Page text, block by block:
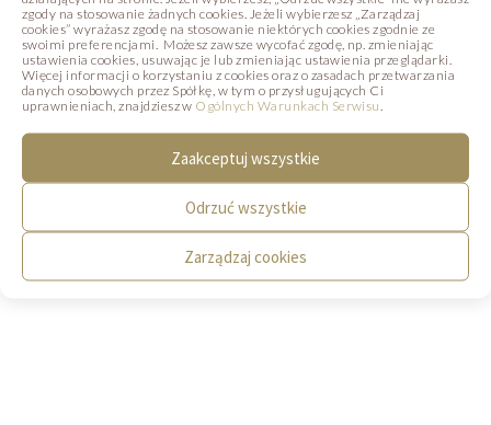
zgody na stosowanie żadnych cookies. Jeżeli wybierzesz „Zarządzaj
cookies” wyrażasz zgodę na stosowanie niektórych cookies zgodnie ze
swoimi preferencjami. Możesz zawsze wycofać zgodę, np. zmieniając
ustawienia cookies, usuwając je lub zmieniając ustawienia przeglądarki.
Więcej informacji o korzystaniu z cookies oraz o zasadach przetwarzania
danych osobowych przez Spółkę, w tym o przysługujących Ci
uprawnieniach, znajdziesz w Ogólnych Warunkach Serwisu
Zaakceptuj wszystkie
Odrzuć wszystkie
Zarządzaj cookies
Sprzedaży
tel.:+48 602 287 151
LOKALIZACJA